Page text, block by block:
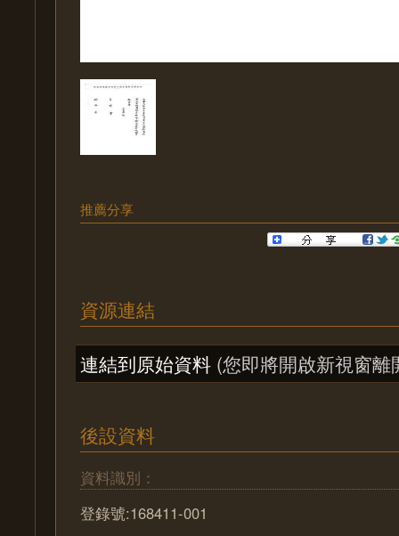
推薦分享
資源連結
連結到原始資料 (您即將開啟新視窗離
後設資料
資料識別：
登錄號:168411-001